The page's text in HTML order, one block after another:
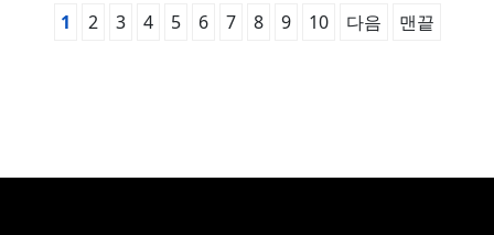
1 2 3 4 5 6 7 8 9 10 다음 맨끝